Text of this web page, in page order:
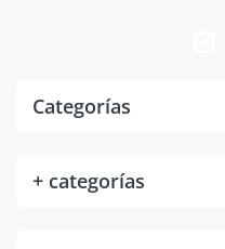
Categorías
+ categorías